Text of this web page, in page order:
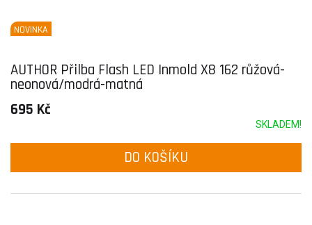
NOVINKA
AUTHOR Přilba Flash LED Inmold X8 162 růžová-
neonová/modrá-matná
695 Kč
SKLADEM!
DO KOŠÍKU